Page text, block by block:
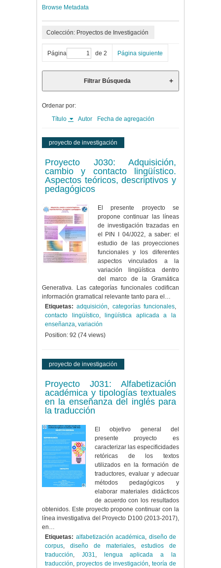
Browse Metadata
Colección: Proyectos de Investigación
Página de 2 Página siguiente
Filtrar Búsqueda
Ordenar por:
Título
Autor Fecha de agregación
proyecto de investigación
Proyecto J030: Adquisición,
cambio y contacto lingüístico.
Aspectos teóricos, descriptivos y
pedagógicos
El presente proyecto se
propone continuar las líneas
de investigación trazadas en
el PIN I 04/J022, a saber: el
estudio de las proyecciones
funcionales y los diferentes
aspectos vinculados a la
variación lingüística dentro
del marco de la Gramática
Generativa. Las categorías funcionales codifican
información gramatical relevante tanto para el…
Etiquetas: adquisición, categorías funcionales,
contacto lingüístico,
lingüística aplicada a la
enseñanza, variación
Position: 92 (74 views)
proyecto de investigación
Proyecto J031: Alfabetización
académica y tipologías textuales
en la enseñanza del inglés para
la traducción
El objetivo general del
presente proyecto es
caracterizar las especificidades
retóricas de los textos
utilizados en la formación de
traductores, evaluar y adecuar
métodos pedagógicos y
elaborar materiales didácticos
de acuerdo con los resultados
obtenidos. Este proyecto propone continuar con la
línea investigativa del Proyecto D100 (2013-2017),
en…
Etiquetas: alfabetización académica, diseño de
corpus, diseño de materiales, estudios de
traducción, J031,
lengua aplicada a la
traducción, proyectos de investigación,teoría de